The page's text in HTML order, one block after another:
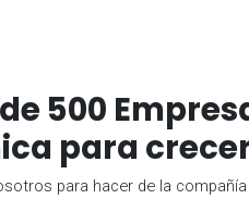
500
para
para hacer de la